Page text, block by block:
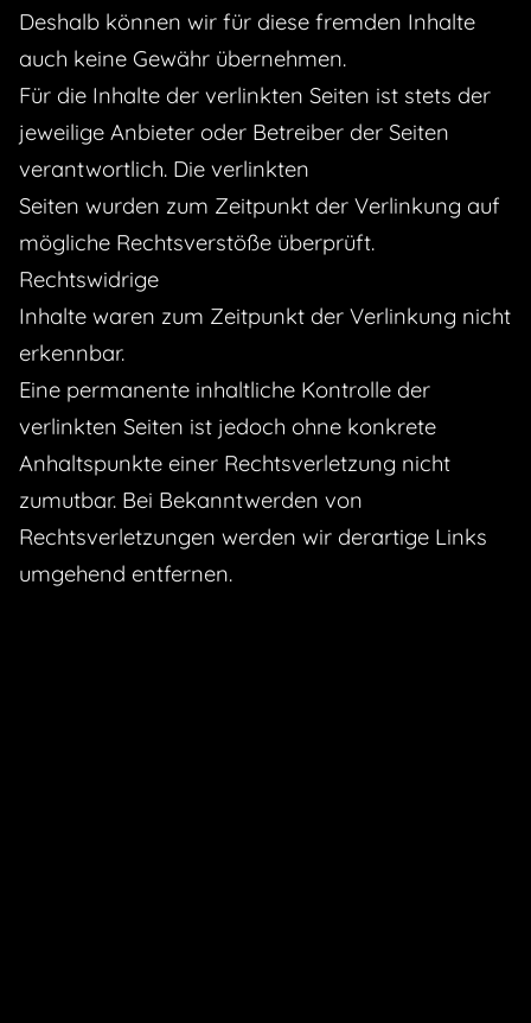
Deshalb können wir für diese fremden Inhalte
auch keine Gewähr übernehmen.
Für die Inhalte der verlinkten Seiten ist stets der
jeweilige Anbieter oder Betreiber der Seiten
verantwortlich. Die verlinkten
Seiten wurden zum Zeitpunkt der Verlinkung auf
mögliche Rechtsverstöße überprüft.
Rechtswidrige
Inhalte waren zum Zeitpunkt der Verlinkung nicht
erkennbar.
Eine permanente inhaltliche Kontrolle der
verlinkten Seiten ist jedoch ohne konkrete
Anhaltspunkte einer Rechtsverletzung nicht
zumutbar. Bei Bekanntwerden von
Rechtsverletzungen werden wir derartige Links
umgehend entfernen.